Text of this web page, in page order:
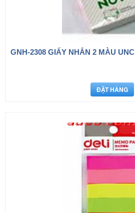
GNH-2308 GIẤY NHẮN 2 MÀU UNC